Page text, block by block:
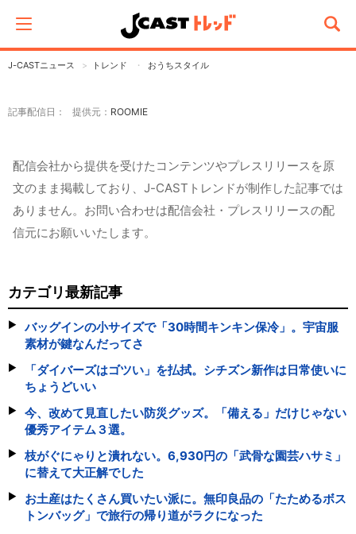
J-CASTニュース トレンド おうちスタイル
記事配信日： 提供元： ROOMIE
配信会社から提供を受けたコンテンツやプレスリリースを原
文のまま掲載しており、J-CASTトレンドが制作した記事では
ありません。お問い合わせは配信会社・プレスリリースの配
信元にお願いいたします。
カテゴリ最新記事
バッグインの小サイズで「30時間キンキン保冷」。宇宙服
素材が鍵なんだってさ
「ダイバーズはゴツい」を払拭。シチズン新作は日常使いに
ちょうどいい
今、改めて見直したい防災グッズ。「備える」だけじゃない
優秀アイテム３選。
枝がぐにゃりと潰れない。6,930円の「武骨な園芸ハサミ」
に替えて大正解でした
お土産はたくさん買いたい派に。無印良品の「たためるボス
トンバッグ」で旅行の帰り道がラクになった